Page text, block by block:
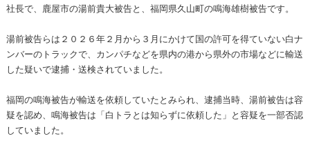
社長で、鹿屋市の湯前貴大被告と、福岡県久山町の鳴海雄樹被告です。
湯前被告らは２０２６年２月から３月にかけて国の許可を得ていない白ナ
ンバーのトラックで、カンパチなどを県内の港から県外の市場などに輸送
した疑いで逮捕・送検されていました。
福岡の鳴海被告が輸送を依頼していたとみられ、逮捕当時、湯前被告は容
疑を認め、鳴海被告は「白トラとは知らずに依頼した」と容疑を一部否認
していました。